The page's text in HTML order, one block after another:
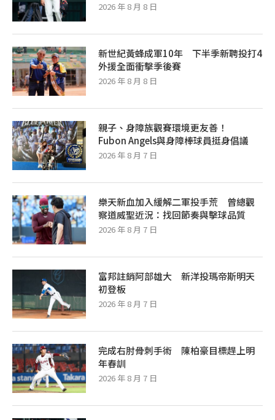
2026 年 8 月 8 日
新世紀黃蜂成軍10年 下半季新聘投打4
外援全面衝擊季後賽
2026 年 8 月 8 日
親子、身障族觀賽環境更友善！
Fubon Angels與身障棒球員挺身倡議
2026 年 8 月 7 日
樂天新血加入緩解二軍投手荒 曾總觀
察道威聖近況：找回節奏與擊球品質
2026 年 8 月 7 日
富邦註銷阿部雄大 新洋投瑪帝斯明天
初登板
2026 年 8 月 7 日
完成右肘骨刺手術 陳柏豪目標趕上明
年春訓
2026 年 8 月 7 日